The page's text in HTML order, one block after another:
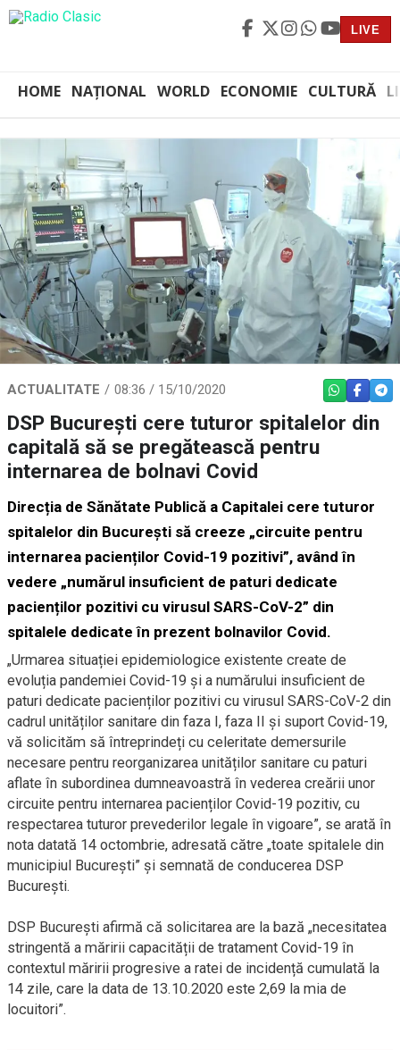
LIVE
HOME NAȚIONAL WORLD ECONOMIE CULTURĂ
ACTUALITATE 08:36 / 15/10/2020 WHATSAPP
DSP București cere tuturor spitalelor din
capitală să se pregătească pentru
internarea de bolnavi Covid
Direcția de Sănătate Publică a Capitalei cere tuturor
spitalelor din București să creeze „circuite pentru
internarea pacienților Covid-19 pozitivi”, având în
vedere „numărul insuficient de paturi dedicate
pacienților pozitivi cu virusul SARS-CoV-2” din
spitalele dedicate în prezent bolnavilor Covid.
„Urmarea situației epidemiologice existente create de
evoluția pandemiei Covid-19 și a numărului insuficient de
paturi dedicate pacienților pozitivi cu virusul SARS-CoV-2 din
cadrul unităților sanitare din faza I, faza II și suport Covid-19,
vă solicităm să întreprindeți cu celeritate demersurile
necesare pentru reorganizarea unităților sanitare cu paturi
aflate în subordinea dumneavoastră în vederea creării unor
circuite pentru internarea pacienților Covid-19 pozitiv, cu
respectarea tuturor prevederilor legale în vigoare”, se arată în
nota datată 14 octombrie, adresată către „toate spitalele din
municipiul București” și semnată de conducerea DSP
București.
DSP București afirmă că solicitarea are la bază „necesitatea
stringentă a măririi capacității de tratament Covid-19 în
contextul măririi progresive a ratei de incidență cumulată la
14 zile, care la data de 13.10.2020 este 2,69 la mia de
locuitori”.